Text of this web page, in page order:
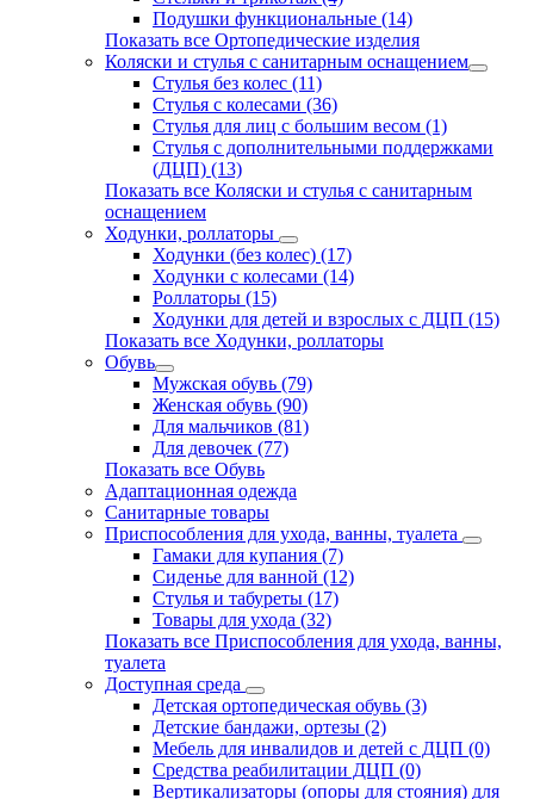
Подушки функциональные (14)
Показать все Ортопедические изделия
Коляски и стулья с санитарным оснащением
Стулья без колес (11)
Стулья с колесами (36)
Стулья для лиц с большим весом (1)
Стулья с дополнительными поддержками
(ДЦП) (13)
Показать все Коляски и стулья с санитарным
оснащением
Ходунки, роллаторы
Ходунки (без колес) (17)
Ходунки с колесами (14)
Роллаторы (15)
Ходунки для детей и взрослых с ДЦП (15)
Показать все Ходунки, роллаторы
Обувь
Мужская обувь (79)
Женская обувь (90)
Для мальчиков (81)
Для девочек (77)
Показать все Обувь
Адаптационная одежда
Санитарные товары
Приспособления для ухода, ванны, туалета
Гамаки для купания (7)
Сиденье для ванной (12)
Стулья и табуреты (17)
Товары для ухода (32)
Показать все Приспособления для ухода, ванны,
туалета
Доступная среда
Детская ортопедическая обувь (3)
Детские бандажи, ортезы (2)
Мебель для инвалидов и детей с ДЦП (0)
Средства реабилитации ДЦП (0)
Вертикализаторы (опоры для стояния) для